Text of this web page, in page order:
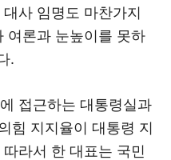
사 임명도 마찬가지
여론과 눈높이를 못하
.
접근하는 대통령실과
힘 지지율이 대통령 지
라서 한 대표는 국민